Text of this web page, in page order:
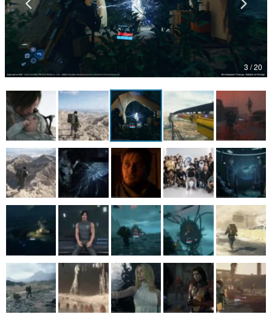
カテゴリ
特集記事
マンガ
女性向け
アプリレビュー
その他
電ファミニコゲーマーとは？
運営：株式会社マレ
3 / 20